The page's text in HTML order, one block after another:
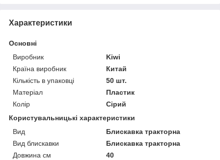
Характеристики
Основні
Виробник
Kiwi
Країна виробник
Китай
Кількість в упаковці
50 шт.
Матеріал
Пластик
Колір
Сірий
Користувальницькі характеристики
Вид
Блискавка тракторна
Вид блискавки
Блискавка тракторна
Довжина см
40